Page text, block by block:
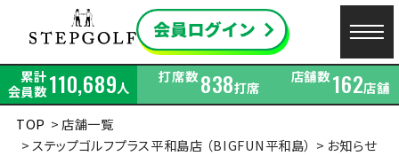
累計
会員数110,689人
打席数838打席
店舗数162店舗
TOP
店舗一覧
ステップゴルフプラス平和島店 （BIGFUN平和島）
お知らせ